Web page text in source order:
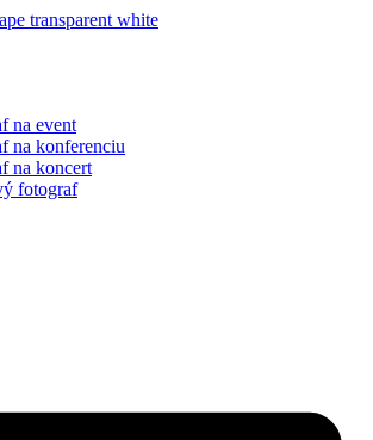
na event
na konferenciu
na koncert
fotograf